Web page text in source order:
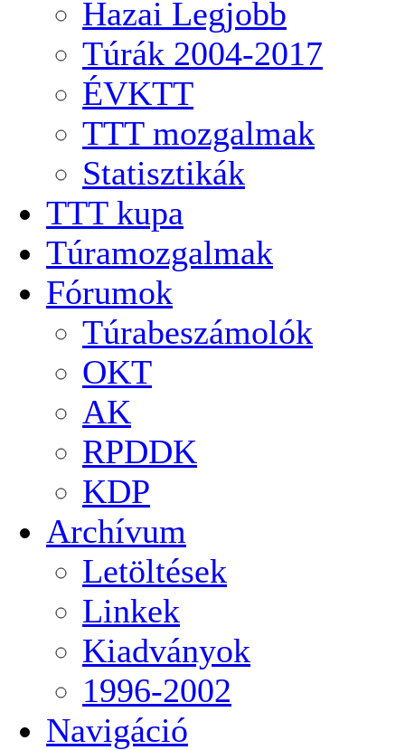
Hazai Legjobb
Túrák 2004-2017
ÉVKTT
TTT mozgalmak
Statisztikák
TTT kupa
Túramozgalmak
Fórumok
Túrabeszámolók
OKT
AK
RPDDK
KDP
Archívum
Letöltések
Linkek
Kiadványok
1996-2002
Navigáció